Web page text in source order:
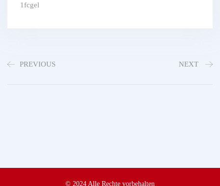
1fcgel
PREVIOUS NEXT
© 2024 Alle Rechte vorbehalten